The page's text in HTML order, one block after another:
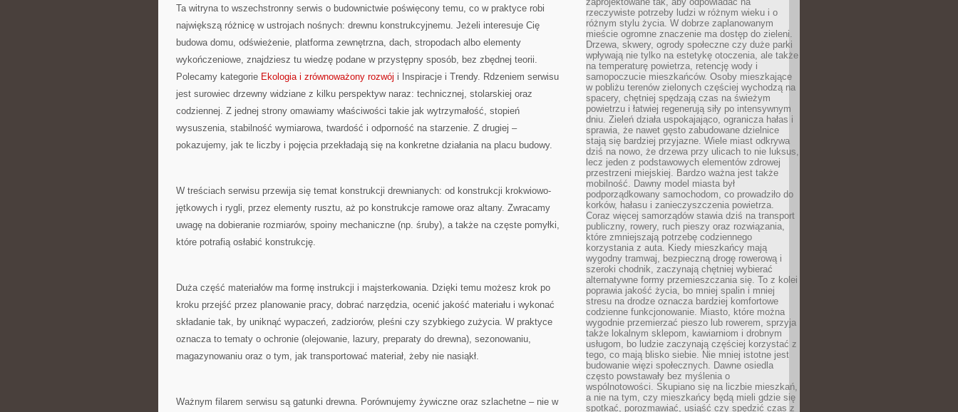
Ta witryna to wszechstronny serwis o budownictwie poświęcony temu, co w praktyce robi
największą różnicę w ustrojach nośnych: drewnu konstrukcyjnemu. Jeżeli interesuje Cię
budowa domu, odświeżenie, platforma zewnętrzna, dach, stropodach albo elementy
wykończeniowe, znajdziesz tu wiedzę podane w przystępny sposób, bez zbędnej teorii.
Polecamy kategorie Ekologia i zrównoważony rozwój i Inspiracje i Trendy. Rdzeniem serwisu
jest surowiec drzewny widziane z kilku perspektyw naraz: technicznej, stolarskiej oraz
codziennej. Z jednej strony omawiamy właściwości takie jak wytrzymałość, stopień
wysuszenia, stabilność wymiarowa, twardość i odporność na starzenie. Z drugiej –
pokazujemy, jak te liczby i pojęcia przekładają się na konkretne działania na placu budowy.
W treściach serwisu przewija się temat konstrukcji drewnianych: od konstrukcji krokwiowo-
jętkowych i rygli, przez elementy rusztu, aż po konstrukcje ramowe oraz altany. Zwracamy
uwagę na dobieranie rozmiarów, spoiny mechaniczne (np. śruby), a także na częste pomyłki,
które potrafią osłabić konstrukcję.
Duża część materiałów ma formę instrukcji i majsterkowania. Dzięki temu możesz krok po
kroku przejść przez planowanie pracy, dobrać narzędzia, ocenić jakość materiału i wykonać
składanie tak, by uniknąć wypaczeń, zadziorów, pleśni czy szybkiego zużycia. W praktyce
oznacza to tematy o ochronie (olejowanie, lazury, preparaty do drewna), sezonowaniu,
magazynowaniu oraz o tym, jak transportować materiał, żeby nie nasiąkł.
Ważnym filarem serwisu są gatunki drewna. Porównujemy żywiczne oraz szlachetne – nie w
rzeczywiste potrzeby ludzi w różnym wieku i o
różnym stylu życia. W dobrze zaplanowanym
mieście ogromne znaczenie ma dostęp do zieleni.
Drzewa, skwery, ogrody społeczne czy duże parki
wpływają nie tylko na estetykę otoczenia, ale także
na temperaturę powietrza, retencję wody i
samopoczucie mieszkańców. Osoby mieszkające
w pobliżu terenów zielonych częściej wychodzą na
spacery, chętniej spędzają czas na świeżym
powietrzu i łatwiej regenerują siły po intensywnym
dniu. Zieleń działa uspokajająco, ogranicza hałas i
sprawia, że nawet gęsto zabudowane dzielnice
stają się bardziej przyjazne. Wiele miast odkrywa
dziś na nowo, że drzewa przy ulicach to nie luksus,
lecz jeden z podstawowych elementów zdrowej
przestrzeni miejskiej. Bardzo ważna jest także
mobilność. Dawny model miasta był
podporządkowany samochodom, co prowadziło do
korków, hałasu i zanieczyszczenia powietrza.
Coraz więcej samorządów stawia dziś na transport
publiczny, rowery, ruch pieszy oraz rozwiązania,
które zmniejszają potrzebę codziennego
korzystania z auta. Kiedy mieszkańcy mają
wygodny tramwaj, bezpieczną drogę rowerową i
szeroki chodnik, zaczynają chętniej wybierać
alternatywne formy przemieszczania się. To z kolei
poprawia jakość życia, bo mniej spalin i mniej
stresu na drodze oznacza bardziej komfortowe
codzienne funkcjonowanie. Miasto, które można
wygodnie przemierzać pieszo lub rowerem, sprzyja
także lokalnym sklepom, kawiarniom i drobnym
usługom, bo ludzie zaczynają częściej korzystać z
tego, co mają blisko siebie. Nie mniej istotne jest
budowanie więzi społecznych. Dawne osiedla
często powstawały bez myślenia o
wspólnotowości. Skupiano się na liczbie mieszkań,
a nie na tym, czy mieszkańcy będą mieli gdzie się
spotkać, porozmawiać, usiąść czy spędzić czas z